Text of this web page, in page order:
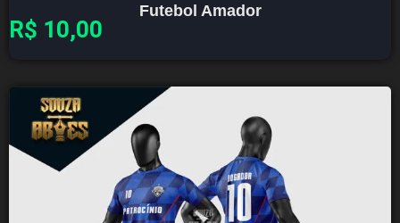
Futebol Amador
R$ 10,00